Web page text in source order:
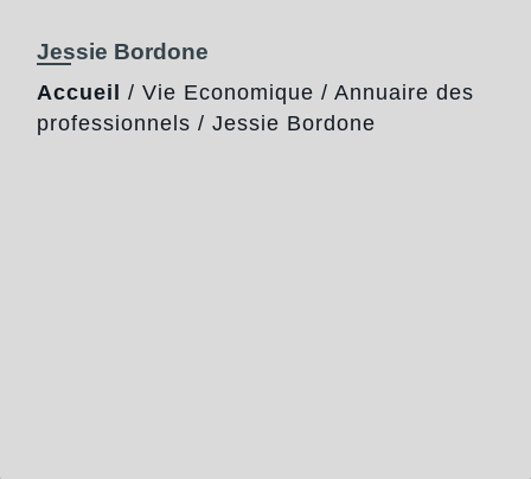
Jessie Bordone
Accueil / Vie Economique / Annuaire des
professionnels / Jessie Bordone